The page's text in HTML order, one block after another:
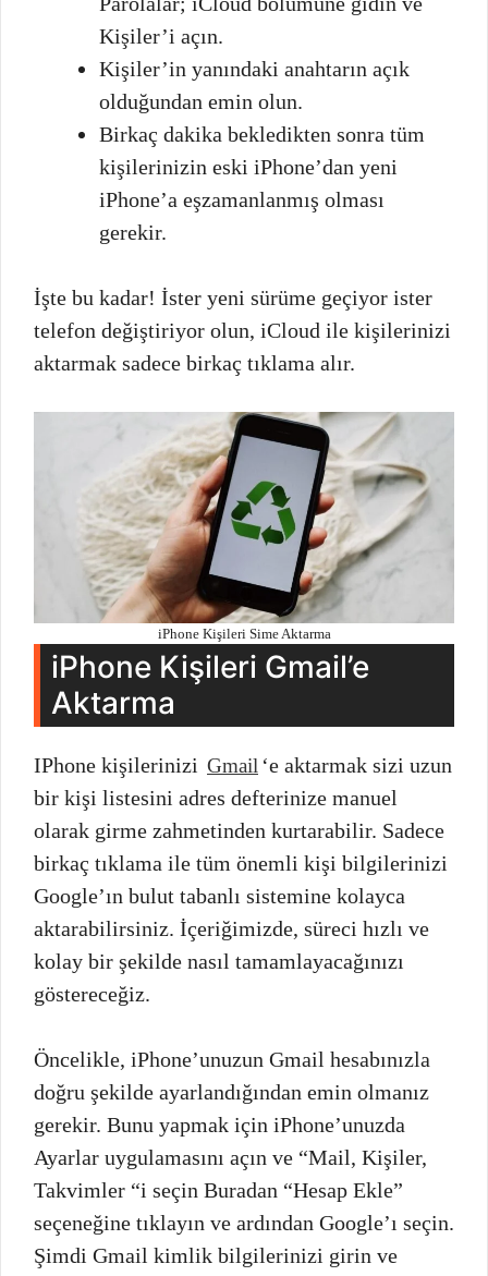
Kişiler’i açın.
Kişiler’in yanındaki anahtarın açık
olduğundan emin olun.
Birkaç dakika bekledikten sonra tüm
kişilerinizin eski iPhone’dan yeni
iPhone’a eşzamanlanmış olması
gerekir.
İşte bu kadar! İster yeni sürüme geçiyor ister
telefon değiştiriyor olun, iCloud ile kişilerinizi
aktarmak sadece birkaç tıklama alır.
iPhone Kişileri Sime Aktarma
iPhone Kişileri Gmail’e
Aktarma
IPhone kişilerinizi Gmail ‘e aktarmak sizi uzun
bir kişi listesini adres defterinize manuel
olarak girme zahmetinden kurtarabilir. Sadece
birkaç tıklama ile tüm önemli kişi bilgilerinizi
Google’ın bulut tabanlı sistemine kolayca
aktarabilirsiniz. İçeriğimizde, süreci hızlı ve
kolay bir şekilde nasıl tamamlayacağınızı
göstereceğiz.
Öncelikle, iPhone’unuzun Gmail hesabınızla
doğru şekilde ayarlandığından emin olmanız
gerekir. Bunu yapmak için iPhone’unuzda
Ayarlar uygulamasını açın ve “Mail, Kişiler,
Takvimler “i seçin Buradan “Hesap Ekle”
seçeneğine tıklayın ve ardından Google’ı seçin.
Şimdi Gmail kimlik bilgilerinizi girin ve